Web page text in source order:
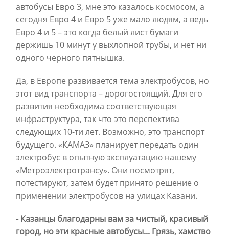
автобусы Евро 3, мне это казалось космосом, а
сегодня Евро 4 и Евро 5 уже мало людям, а ведь
Евро 4 и 5 – это когда белый лист бумаги
держишь 10 минут у выхлопной трубы, и нет ни
одного черного пятнышка.
Да, в Европе развивается тема электробусов, но
этот вид транспорта – дорогостоящий. Для его
развития необходима соответствующая
инфраструктура, так что это перспектива
следующих 10-ти лет. Возможно, это транспорт
будущего. «КАМАЗ» планирует передать один
электробус в опытную эксплуатацию нашему
«Метроэлектротрансу». Они посмотрят,
потестируют, затем будет принято решение о
применении электробусов на улицах Казани.
- Казанцы благодарны вам за чистый, красивый
город, но эти красные автобусы... Грязь, хамство